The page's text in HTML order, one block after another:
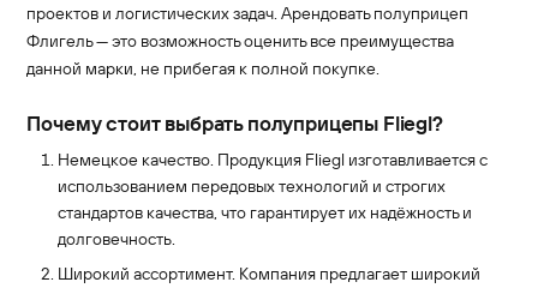
проектов и логистических задач. Арендовать полуприцеп
Флигель — это возможность оценить все преимущества
данной марки, не прибегая к полной покупке.
Почему стоит выбрать полуприцепы Fliegl?
Немецкое качество. Продукция Fliegl изготавливается с
использованием передовых технологий и строгих
стандартов качества, что гарантирует их надёжность и
долговечность.
Широкий ассортимент. Компания предлагает широкий